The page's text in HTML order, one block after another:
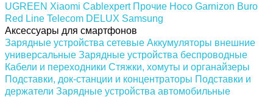
UGREEN Xiaomi Cablexpert Прочие Hoco Garnizon Buro
Red Line Telecom DELUX Samsung
Аксессуары для смартфонов
Зарядные устройства сетевые Аккумуляторы внешние
универсальные Зарядные устройства беспроводные
Кабели и переходники Стяжки, хомуты и органайзеры
Подставки, док-станции и концентраторы Подставки и
держатели Зарядные устройства автомобильные